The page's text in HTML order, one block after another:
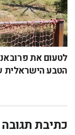
לטעום את
הטבע הישראלית
כתיבת תגובה